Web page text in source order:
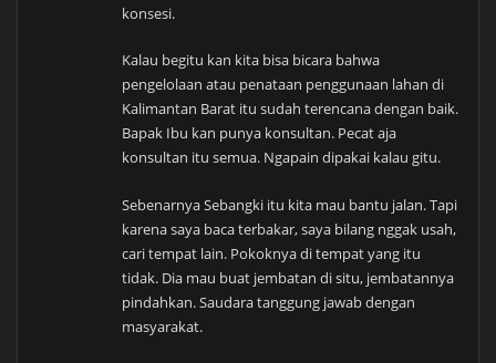
konsesi.
Kalau begitu kan kita bisa bicara bahwa
pengelolaan atau penataan penggunaan lahan di
Kalimantan Barat itu sudah terencana dengan baik.
Bapak Ibu kan punya konsultan. Pecat aja
konsultan itu semua. Ngapain dipakai kalau gitu.
Sebenarnya Sebangki itu kita mau bantu jalan. Tapi
karena saya baca terbakar, saya bilang nggak usah,
cari tempat lain. Pokoknya di tempat yang itu
tidak. Dia mau buat jembatan di situ, jembatannya
pindahkan. Saudara tanggung jawab dengan
masyarakat.